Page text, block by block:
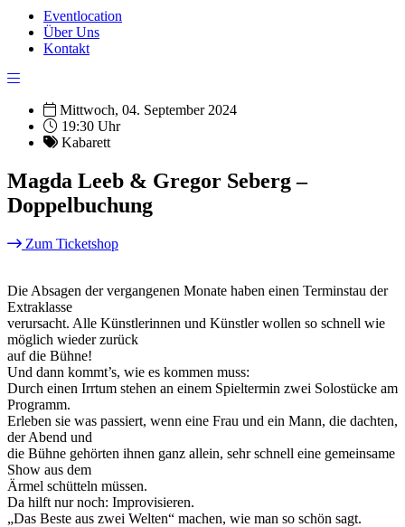
Eventlocation
Über Uns
Kontakt
Mittwoch, 04. September 2024
19:30 Uhr
Kabarett
Magda Leeb & Gregor Seberg –
Doppelbuchung
Zum Ticketshop
Die Absagen der vergangenen Monate haben einen Terminstau der
Extraklasse
verursacht. Alle Künstlerinnen und Künstler wollen so schnell wie
möglich wieder zurück
auf die Bühne!
Und dann kommt’s, wie es kommen muss:
Durch einen Irrtum stehen an einem Spieltermin zwei Solostücke am
Programm.
Erleben sie was passiert, wenn eine Frau und ein Mann, die dachten,
der Abend und
die Bühne gehörten ihnen ganz allein, sehr schnell eine gemeinsame
Show aus dem
Ärmel schütteln müssen.
Da hilft nur noch: Improvisieren.
„Das Beste aus zwei Welten“ machen, wie man so schön sagt.